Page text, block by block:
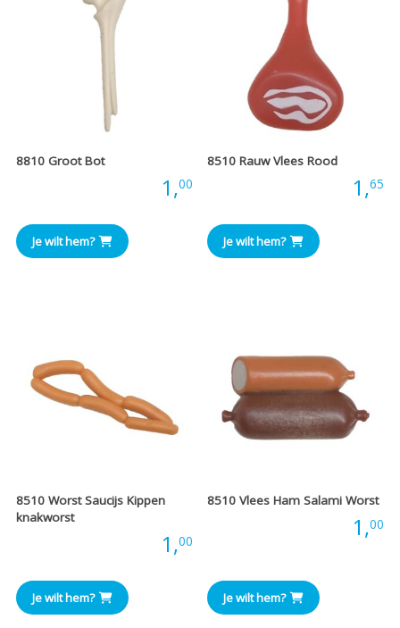
8810 Groot Bot
1,00
Je wilt hem?
8510 Rauw Vlees Rood
1,65
Je wilt hem?
8510 Worst Saucijs Kippen
knakworst
1,00
Je wilt hem?
8510 Vlees Ham Salami Worst
1,00
Je wilt hem?